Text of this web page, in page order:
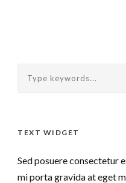
TEXT WIDGET
Sed posuere consectetur
mi porta gravida at eget